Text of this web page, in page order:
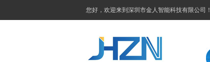
您好，欢迎来到深圳市金人智能科技有限公司！